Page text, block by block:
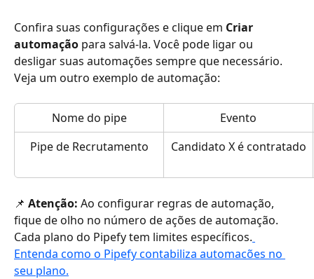
Confira suas configurações e clique em Criar
automação para salvá-la. Você pode ligar ou
desligar suas automações sempre que necessário.
Veja um outro exemplo de automação:
Nome do pipe
Evento
Pipe de Recrutamento
Candidato X é contratado
📌 Atenção: Ao configurar regras de automação,
fique de olho no número de ações de automação.
Cada plano do Pipefy tem limites específicos.
Entenda como o Pipefy contabiliza automacões no
seu plano.